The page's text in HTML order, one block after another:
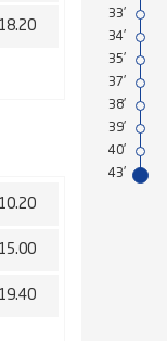
18.20
10.20
15.00
19.40
33'
34'
35'
37'
38'
39'
40'
43'